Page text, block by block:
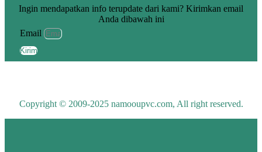
Ingin mendapatkan info terupdate dari kami? Kirimkan email
Anda dibawah ini
Email
Kirim
Copyright © 2009-2025 namooupvc.com, All right reserved.